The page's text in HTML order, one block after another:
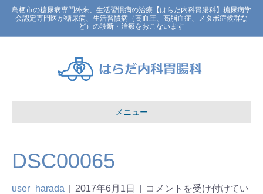
鳥栖市の糖尿病専門外来、生活習慣病の治療【はらだ内科胃腸科】糖尿病学
会認定専門医が糖尿病、生活習慣病（高血圧、高脂血症、メタボ症候群な
ど）の診断・治療をおこないます
メニュー
DSC00065
user_harada 2017年6月1日
コメントを受け付けてい